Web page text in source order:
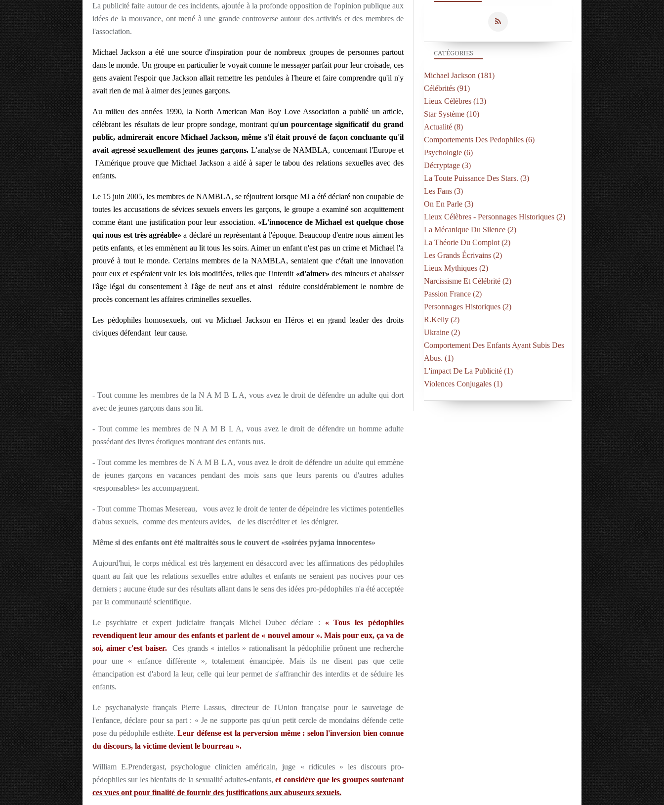
La publicité faite autour de ces incidents, ajoutée à la profonde opposition de l'opinion publique aux
idées de la mouvance, ont mené à une grande controverse autour des activités et des membres de
l'association.
Michael Jackson a été une source d'inspiration pour de nombreux groupes de personnes partout
dans le monde. Un groupe en particulier le voyait comme le messager parfait pour leur croisade, ces
gens avaient l'espoir que Jackson allait remettre les pendules à l'heure et faire comprendre qu'il n'y
avait rien de mal à aimer des jeunes garçons.
Au milieu des années 1990, la North American Man Boy Love Association a publié un article,
célébrant les résultats de leur propre sondage, montrant qu'un pourcentage significatif du grand
public, admirerait encore Michael Jackson, même s'il était prouvé de façon concluante qu'il
avait agressé sexuellement des jeunes garçons.L'analyse de NAMBLA, concernant l'Europe et
l'Amérique prouve que Michael Jackson a aidé à saper le tabou des relations sexuelles avec des
enfants.
Le 15 juin 2005, les membres de NAMBLA, se réjouirent lorsque MJ a été déclaré non coupable de
toutes les accusations de sévices sexuels envers les garçons, le groupe a examiné son acquittement
comme étant une justification pour leur association. «L'innocence de Michael est quelque chose
qui nous est très agréable» a déclaré un représentant à l'époque. Beaucoup d'entre nous aiment les
petits enfants, et les emmènent au lit tous les soirs. Aimer un enfant n'est pas un crime et Michael l'a
prouvé à tout le monde. Certains membres de la NAMBLA, sentaient que c'était une innovation
pour eux et espéraient voir les lois modifiées, telles que l'interdit «d'aimer» des mineurs et abaisser
l'âge légal du consentement à l'âge de neuf ans et ainsi réduire considérablement le nombre de
procès concernant les affaires criminelles sexuelles.
Les pédophiles homosexuels, ont vu Michael Jackson en Héros et en grand leader des droits
civiques défendant leur cause.
- Tout comme les membres de la N A M B L A, vous avez le droit de défendre un adulte qui dort
avec de jeunes garçons dans son lit.
- Tout comme les membres de N A M B L A, vous avez le droit de défendre un homme adulte
possédant des livres érotiques montrant des enfants nus.
- Tout comme les membres de N A M B L A, vous avez le droit de défendre un adulte qui emmène
de jeunes garçons en vacances pendant des mois sans que leurs parents ou d'autres adultes
«responsables» les accompagnent.
- Tout comme Thomas Mesereau, vous avez le droit de tenter de dépeindre les victimes potentielles
d'abus sexuels, comme des menteurs avides, de les discréditer et les dénigrer.
Même si des enfants ont été maltraités sous le couvert de «soirées pyjama innocentes»
Aujourd'hui, le corps médical est très largement en désaccord avec les affirmations des pédophiles
quant au fait que les relations sexuelles entre adultes et enfants ne seraient pas nocives pour ces
derniers ; aucune étude sur des résultats allant dans le sens des idées pro-pédophiles n'a été acceptée
par la communauté scientifique.
Le psychiatre et expert judiciaire français Michel Dubec déclare : « Tous les pédophiles
revendiquent leur amour des enfants et parlent de « nouvel amour ». Mais pour eux, ça va de
soi, aimer c'est baiser.Ces grands « intellos » rationalisant la pédophilie prônent une recherche
pour une « enfance différente », totalement émancipée. Mais ils ne disent pas que cette
émancipation est d'abord la leur, celle qui leur permet de s'affranchir des interdits et de séduire les
enfants.
Le psychanalyste français Pierre Lassus, directeur de l'Union française pour le sauvetage de
l'enfance, déclare pour sa part : « Je ne supporte pas qu'un petit cercle de mondains défende cette
pose du pédophile esthète. Leur défense est la perversion même : selon l'inversion bien connue
du discours, la victime devient le bourreau ».
William E.Prendergast, psychologue clinicien américain, juge « ridicules » les discours pro-
pédophiles sur les bienfaits de la sexualité adultes-enfants,et considère que les groupes soutenant
ces vues ont pour finalité de fournir des justifications aux abuseurs sexuels.
CATÉGORIES
Michael Jackson (181)
Célébrités (91)
Lieux Célèbres (13)
Star Système (10)
Actualité (8)
Comportements Des Pedophiles (6)
Psychologie (6)
Décryptage (3)
La Toute Puissance Des Stars. (3)
Les Fans (3)
On En Parle (3)
Lieux Célèbres - Personnages Historiques (2)
La Mécanique Du Silence (2)
La Théorie Du Complot (2)
Les Grands Écrivains (2)
Lieux Mythiques (2)
Narcissisme Et Célébrité (2)
Passion France (2)
Personnages Historiques (2)
R.kelly (2)
Ukraine (2)
Comportement Des Enfants Ayant Subis Des
Abus. (1)
L'impact De La Publicité (1)
Violences Conjugales (1)